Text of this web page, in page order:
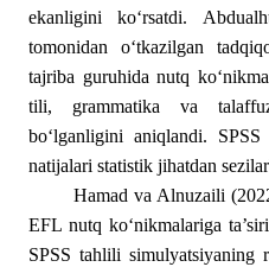
ekanligini ko‘rsatdi.
tomonidan o‘tkazilgan
tajriba guruhida nutq
tili, grammatika va
bo‘lganligini aniqlandi.
natijalari statistik jihatdan
Hamad va Alnuzaili
EFL nutq ko‘nikmalariga
SPSS tahlili simulyatsiyaning